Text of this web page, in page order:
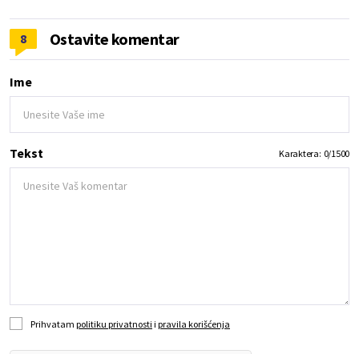
8 Ostavite komentar
Ime
Tekst Karaktera: 0/1500
Prihvatam politiku privatnosti i pravila korišćenja